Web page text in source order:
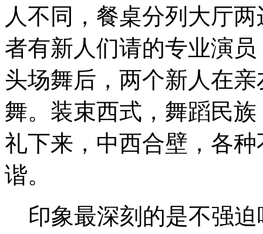
人不同，餐桌分列大厅
者有新人们请的专业演
头场舞后，两个新人在
舞。装束西式，舞蹈民
礼下来，中西合壁，各
谐。
印象最深刻的是不强